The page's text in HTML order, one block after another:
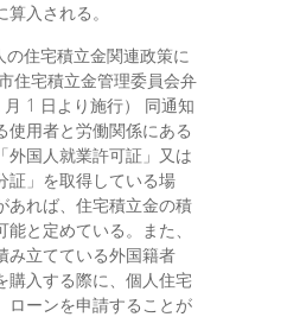
入される。
住宅積立金関連政策に
住宅積立金管理委員会弁
1 日より施行） 同通知
使用者と労働関係にある
外国人就業許可証」又は
証」を取得している場
あれば、住宅積立金の積
と定めている。また、
み立てている外国籍者
購入する際に、個人住宅
ローンを申請することが